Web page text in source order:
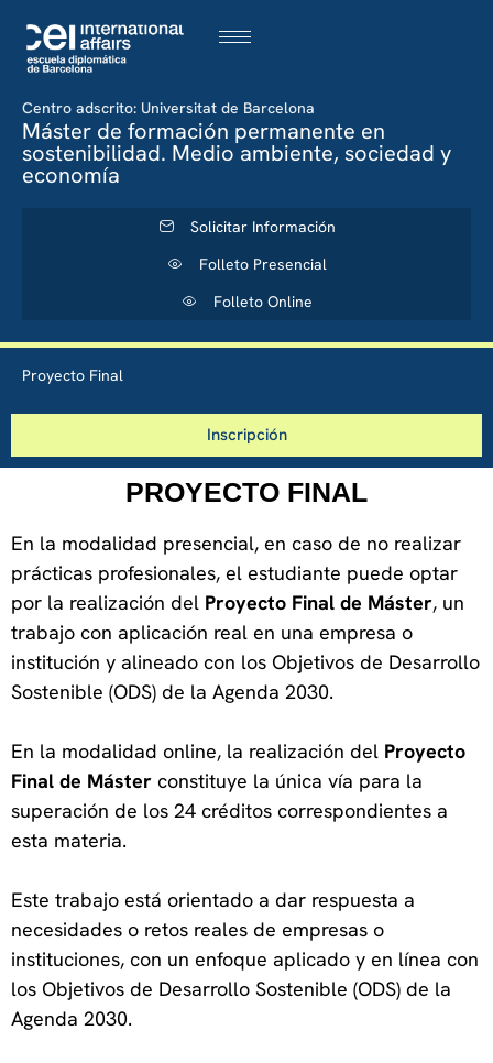
Centro adscrito: Universitat de Barcelona
Máster de formación permanente en
sostenibilidad. Medio ambiente, sociedad y
economía
Solicitar Información
Folleto Presencial
Folleto Online
Proyecto Final
Inscripción
PROYECTO FINAL
En la modalidad presencial, en caso de no realizar
prácticas profesionales, el estudiante puede optar
por la realización del Proyecto Final de Máster, un
trabajo con aplicación real en una empresa o
institución y alineado con los Objetivos de Desarrollo
Sostenible (ODS) de la Agenda 2030.
En la modalidad online, la realización del Proyecto
Final de Máster constituye la única vía para la
superación de los 24 créditos correspondientes a
esta materia.
Este trabajo está orientado a dar respuesta a
necesidades o retos reales de empresas o
instituciones, con un enfoque aplicado y en línea con
los Objetivos de Desarrollo Sostenible (ODS) de la
Agenda 2030.